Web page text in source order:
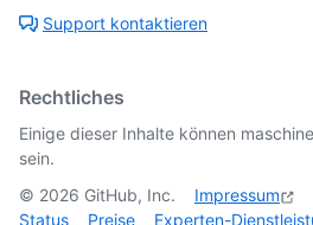
Support kontaktieren
Rechtliches
Einige dieser Inhalte können
sein.
© 2026 GitHub, Inc. Impressum
Status
Preise Experten-